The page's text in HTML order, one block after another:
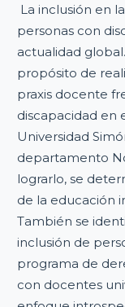
La inclusión en
personas con
actualidad
propósito de
praxis docente
discapacidad en
Universidad
departamento
lograrlo, se
de la educación
También se
inclusión de
programa de
con docentes